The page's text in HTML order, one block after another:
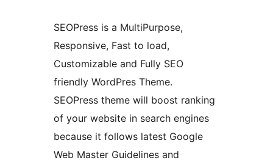
SEOPress is a MultiPurpose,
Responsive, Fast to load,
Customizable and Fully SEO
friendly WordPres Theme.
SEOPress theme will boost ranking
of your website in search engines
because it follows latest Google
Web Master Guidelines and